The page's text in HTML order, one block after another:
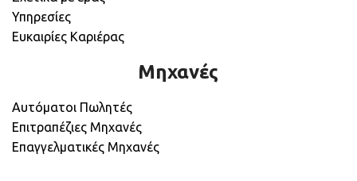
Υπηρεσίες
Ευκαιρίες Καριέρας
Μηχανές
Αυτόματοι Πωλητές
Επιτραπέζιες Μηχανές
Επαγγελματικές Μηχανές